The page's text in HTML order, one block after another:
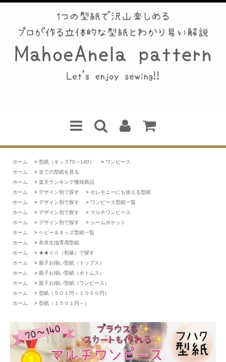
ホーム > 型紙（キッズ70～140） > ワンピース
ホーム
> 全ての型紙を見る
ホーム
> 楽天ランキング獲得商品
ホーム
> デザイン別で探す > セレモニーにも使える型紙
ホーム
> デザイン別で探す > ワンピース型紙一覧
ホーム
> デザイン別で探す > マルチワンピース
ホーム
> デザイン別で探す > シームポケット
ホーム
> ベビー＆キッズ型紙一覧
ホーム
> 布帛生地専用型紙
ホーム
> ★★☆☆（初級）で探す
ホーム
> 親子お揃い型紙（トップス）
ホーム
> 親子お揃い型紙（ボトムス）
ホーム
> 親子お揃い型紙（ワンピース）
ホーム
> 型紙（５０１円～１０００円）
ホーム
> 型紙（１５０１円～）